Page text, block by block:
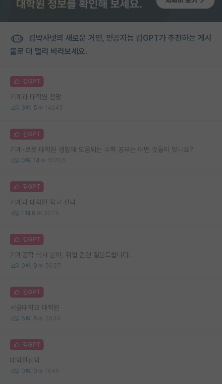
김박사넷의 새로운 거인, 인공지능 김GPT가 추천하는 게시
물로 더 멀리 바라보세요.
김GPT
기계과 대학원 전망
3 5 14245
김GPT
기계-로봇 대학원 생활에 도움되는 수학 공부는 어떤 것들이 있나요?
0 14 10705
김GPT
기계과 대학원 학교 선택
1 9 3275
김GPT
기계공학 석사 분야, 취업 관련 질문드립니다..
0 9 5637
김GPT
서울대학교 대학원
5 6 2634
김GPT
대학원진학
0 0 1040